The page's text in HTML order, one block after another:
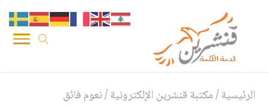
الرئيسية/مكتبة قنشرين الإلكترونية/نعوم فائق